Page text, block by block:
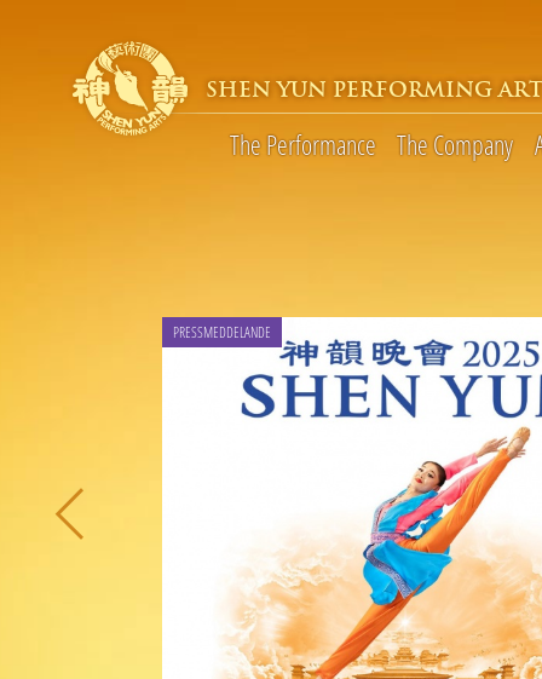
SHEN YUN PERFORMING
The Performance The Company
PRESSMEDDELANDE